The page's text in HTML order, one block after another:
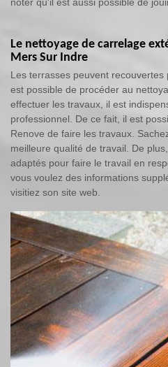
Le nettoyage de carrelage
Mers Sur Indre
Les terrasses peuvent
est possible de procéder au
effectuer les travaux, il est
professionnel. De ce fait, il est
Renove de faire les travaux.
meilleure qualité de travail. De
adaptés pour faire le travail en
vous voulez des informations
visitiez son site web.